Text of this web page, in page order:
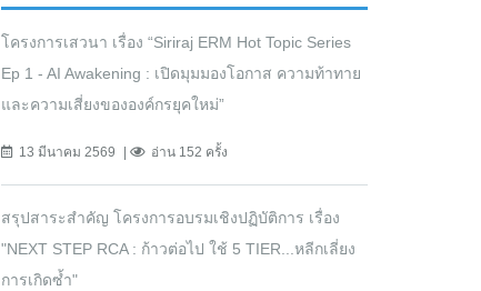
โครงการเสวนา เรื่อง “Siriraj ERM Hot Topic Series
Ep 1 - AI Awakening : เปิดมุมมองโอกาส ความท้าทาย
และความเสี่ยงขององค์กรยุคใหม่”
13 มีนาคม 2569 อ่าน 152 ครั้ง
สรุปสาระสำคัญ โครงการอบรมเชิงปฏิบัติการ เรื่อง
"NEXT STEP RCA : ก้าวต่อไป ใช้ 5 TIER...หลีกเลี่ยง
การเกิดซ้ำ"